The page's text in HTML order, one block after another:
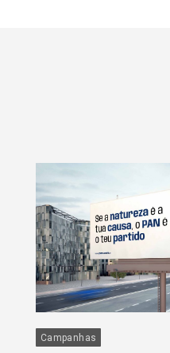
Campanhas